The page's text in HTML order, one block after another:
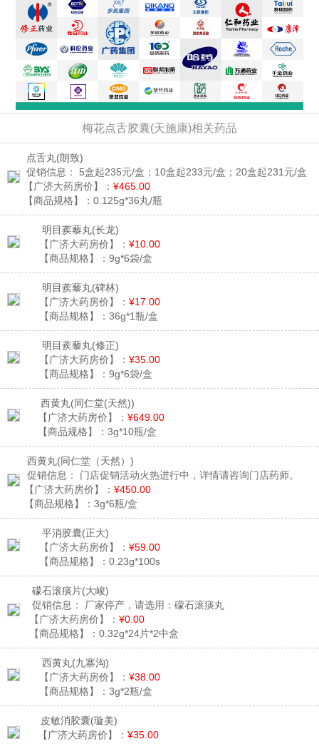
梅花点舌胶囊(天施康)相关药品
点舌丸(朗致)
促销信息：
5盒起235元/盒；10盒起233元/盒；20盒起231元/盒
【广济大药房价】： ¥465.00
【商品规格】： 0.125g*36丸/瓶
明目蒺藜丸(长龙)
【广济大药房价】： ¥10.00
【商品规格】： 9g*6袋/盒
明目蒺藜丸(碑林)
【广济大药房价】： ¥17.00
【商品规格】： 36g*1瓶/盒
明目蒺藜丸(修正)
【广济大药房价】： ¥35.00
【商品规格】： 9g*6袋/盒
西黄丸(同仁堂(天然))
【广济大药房价】： ¥649.00
【商品规格】： 3g*10瓶/盒
西黄丸(同仁堂（天然）)
促销信息：
门店促销活动火热进行中，详情请咨询门店药师。
【广济大药房价】： ¥450.00
【商品规格】： 3g*6瓶/盒
平消胶囊(正大)
【广济大药房价】： ¥59.00
【商品规格】： 0.23g*100s
礞石滚痰片(大峻)
促销信息：
厂家停产，请选用：礞石滚痰丸
【广济大药房价】： ¥0.00
【商品规格】： 0.32g*24片*2中盒
西黄丸(九寨沟)
【广济大药房价】： ¥38.00
【商品规格】： 3g*2瓶/盒
皮敏消胶囊(璇美)
【广济大药房价】： ¥35.00